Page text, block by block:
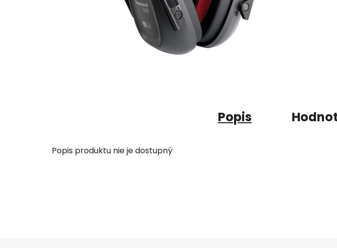
Popis
Popis produktu nie je dostupný